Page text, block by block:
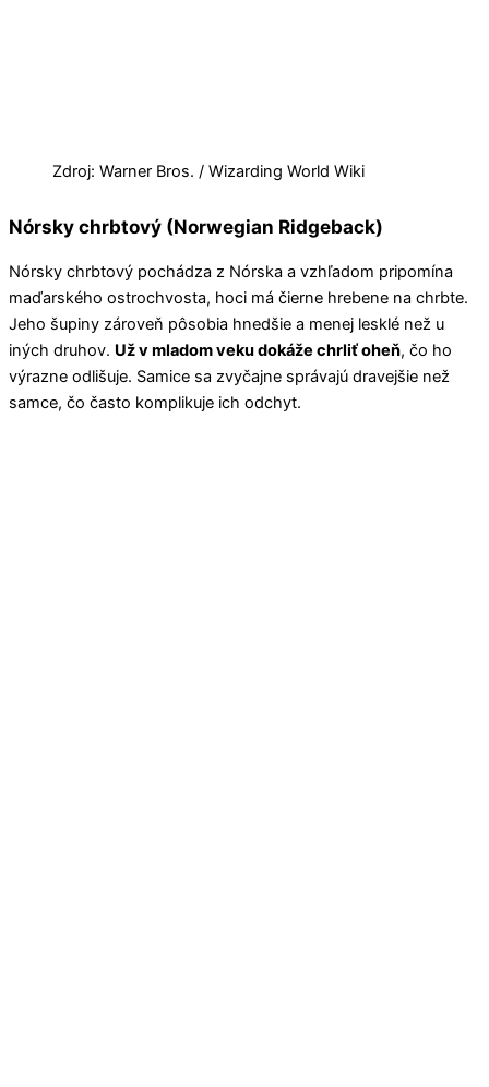
Zdroj: Warner Bros. / Wizarding World Wiki
Nórsky chrbtový (Norwegian Ridgeback)
Nórsky chrbtový pochádza z Nórska a vzhľadom pripomína
maďarského ostrochvosta, hoci má čierne hrebene na chrbte.
Jeho šupiny zároveň pôsobia hnedšie a menej lesklé než u
iných druhov. Už v mladom veku dokáže chrliť oheň, čo ho
výrazne odlišuje. Samice sa zvyčajne správajú dravejšie než
samce, čo často komplikuje ich odchyt.